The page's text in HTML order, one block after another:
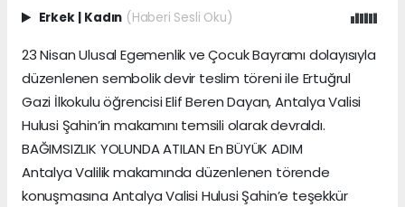
Erkek Kadın (Haberi Sesli Oku)
23 Nisan Ulusal Egemenlik ve Çocuk Bayramı dolayısıyla
düzenlenen sembolik devir teslim töreni ile Ertuğrul
Gazi İlkokulu öğrencisi Elif Beren Dayan, Antalya Valisi
Hulusi Şahin’in makamını temsili olarak devraldı.
BAĞIMSIZLIK YOLUNDA ATILAN En BÜYÜK ADIM
Antalya Valilik makamında düzenlenen törende
konuşmasına Antalya Valisi Hulusi Şahin’e teşekkür